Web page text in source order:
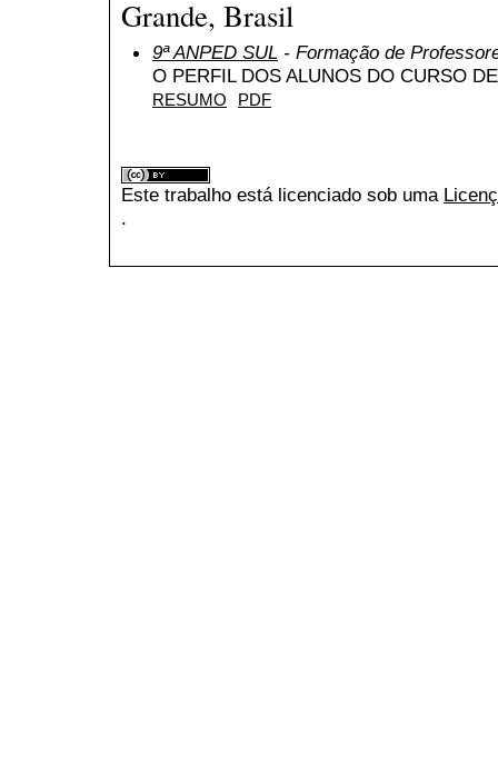
Grande, Brasil
9ª ANPED SUL - Formação de
O PERFIL DOS ALUNOS DO CURSO
RESUMO PDF
Este trabalho está licenciado sob uma
.